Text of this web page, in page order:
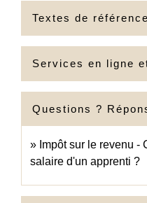
Textes de référence
Services en ligne
Questions ?
Impôt sur le revenu -
salaire d'un apprenti ?